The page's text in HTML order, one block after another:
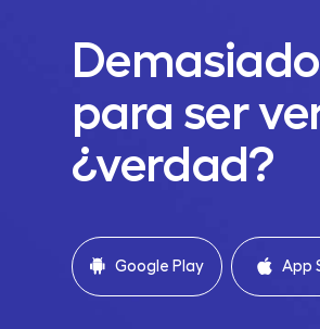
para ser
¿verdad?
Google Play App